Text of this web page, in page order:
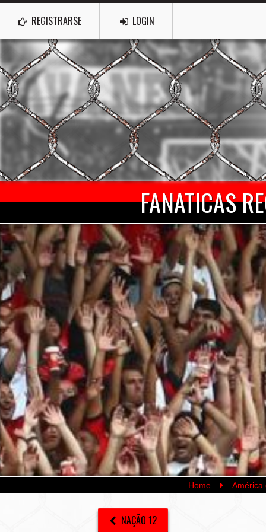
REGISTRARSE LOGIN
FANATICAS
Home América
NAÇÃO 12